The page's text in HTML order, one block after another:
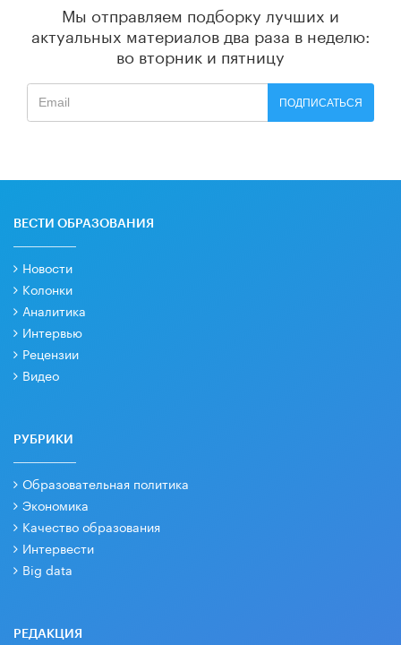
Мы отправляем подборку лучших и
актуальных материалов два раза в неделю:
во вторник и пятницу
ПОДПИСАТЬСЯ
ВЕСТИ ОБРАЗОВАНИЯ
Новости
Колонки
Аналитика
Интервью
Рецензии
Видео
РУБРИКИ
Образовательная политика
Экономика
Качество образования
Интервести
Big data
РЕДАКЦИЯ